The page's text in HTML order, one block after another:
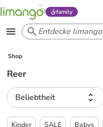
family
Shop
Reer
Beliebtheit
Kinder SALE Babys